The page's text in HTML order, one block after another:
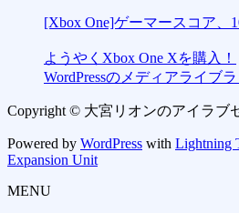
[Xbox One]ゲーマースコア、
ようやくXbox One Xを購入！
WordPressのメディアライブ
Copyright © 大宮リオンのアイラブ
Powered by WordPress with Lightning
Expansion Unit
MENU